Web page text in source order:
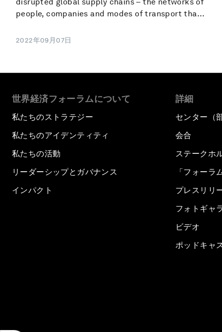
people, companies and modes of transport tha...
2022年09月07日
世界経済フォーラムについて
私たちのストラテジー
私たちのアイデンティティ
私たちの活動
リーダーシップとガバナンス
インパクト
詳細
センター（
会合
ステークホ
「フォーラ
プレスリリ
フォトギャ
ビデオ
ポッドキャ